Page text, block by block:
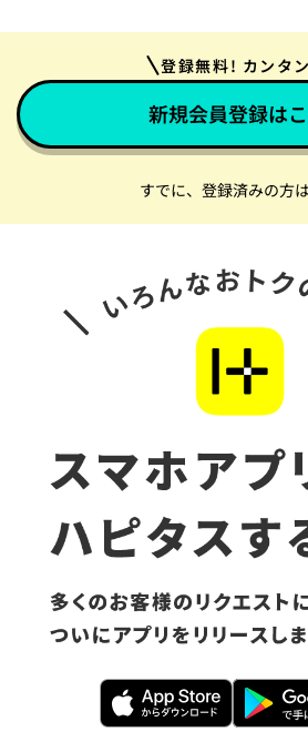
登録無料! カンタ
新規会員登録は
すでに、登録済みの方